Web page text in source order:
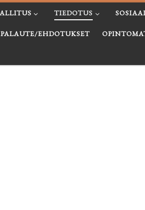
TIEDOTUS
PALAUTE/EHDOTUKSET